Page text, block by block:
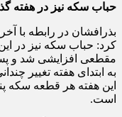
حباب سکه نیز در هفته
بذرافشان در رابطه با
کرد: حباب سکه نیز در
مقطعی افزایشی شد و
به ابتدای هفته تغییر
است.